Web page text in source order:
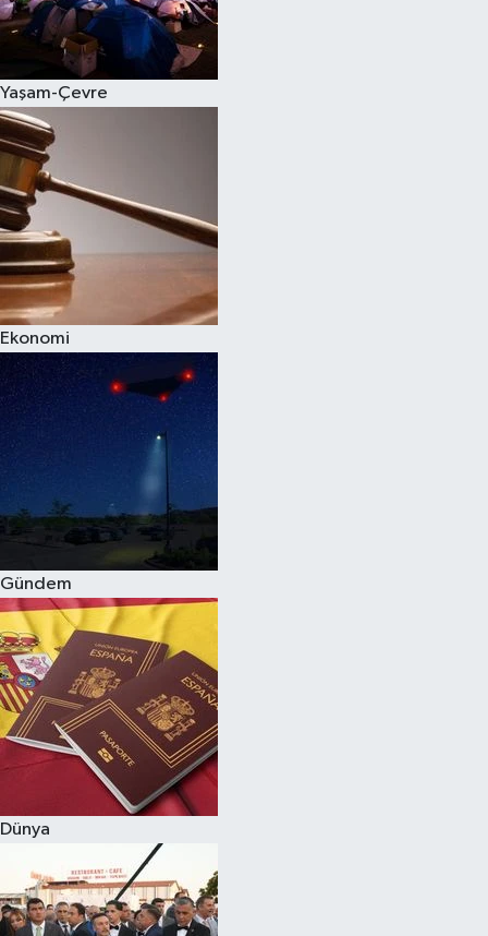
Yaşam-Çevre
Ekonomi
Gündem
Dünya
Spor
Burç Yorumları
Eğitim
Hava Durumu
Kadın
Kim kimdir?
Kültür Sanat
Siyaset
Teknoloji
Televizyon
Yaşam-Çevre